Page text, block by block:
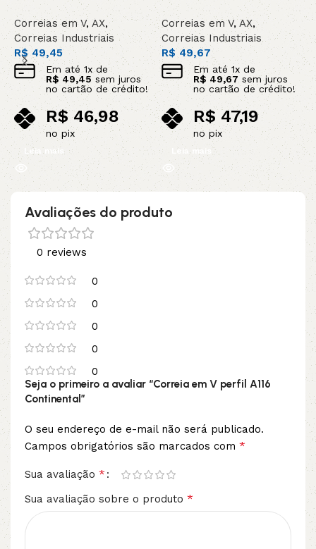
Correias em V, AX,
Correias Industriais
R$49,45
Em até 1x de
R$ 49,45 sem juros
no cartão de crédito!
R$46,98
no pix
Leia mais
Correias em V,AX,
Correias Industriais
R$49,67
Em até 1x de
R$ 49,67 sem juros
no cartão de crédito!
R$47,19
no pix
Leia mais
Avaliações do produto
0 reviews
0
0
0
0
0
Seja o primeiro a avaliar “Correia em V perfil A116
Continental”
O seu endereço de e-mail não será publicado.
Campos obrigatórios são marcados com *
Sua avaliação *
Sua avaliação sobre o produto *